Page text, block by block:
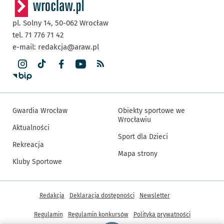
pl. Solny 14, 50-062 Wrocław
tel. 71 776 71 42
e-mail: redakcja@araw.pl
Gwardia Wrocław
Aktualności
Rekreacja
Kluby Sportowe
Obiekty sportowe we
Wrocławiu
Sport dla Dzieci
Mapa strony
Inne informacje
Redakcja Deklaracja dostępności Newsletter
Regulamin Regulamin konkursów Polityka prywatności